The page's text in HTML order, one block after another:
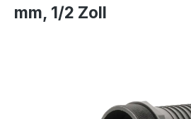
mm, 1/2 Zoll